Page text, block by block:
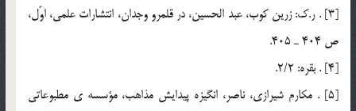
[3] . ر.ك: زرين كوب، عبد الحسين، در قلمرو وجدان، انتشارات علمي، اوّل،
ص 404 ـ 405.
[4] . بقره: 2/2.
[5] . مكارم شيرازي، ناصر، انگيزه پيدايش مذاهب، مؤسسه ي مطبوعاتي